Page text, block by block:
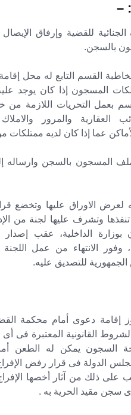
–
للقضية وإرفاق
بالسجن.
القسم التابع له محل
المسجون إذا كان يوجد
بعمل التحريات اللازمة من
العقارية والمرور
عما إذا كان لديه ممتلكات
ملف المسجون بالسجن وارساله
لعرض الاوراق عليها وتخضع
وتشرف عليها لجنة من
الداخلية، عقب إصدار
وفور الانتهاء من عمل
الجمهورية للتصديق عليه.
إقامة دعوى أمام محكمة
القانونية المعتبرة فى
السجون يمكن له الطعن
الدولة فى قرار رفض
على ذلك من آثار أخصها
سجن مقيد الحرية به .